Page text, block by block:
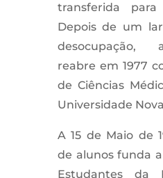
transferida
Depois de um
desocupação,
reabre em 1977
de Ciências
Universidade
A 15 de Maio de
de alunos funda
Estudantes da